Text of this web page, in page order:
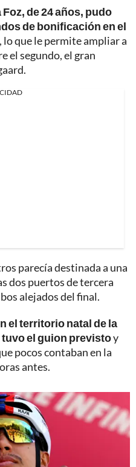
de 24 años, pudo
de bonificación en el
, lo que le permite ampliar a
el segundo, el gran
parecía destinada a una
dos puertos de tercera
alejados del final.
el territorio natal de la
el guion previstoy
pocos contaban en la
antes.